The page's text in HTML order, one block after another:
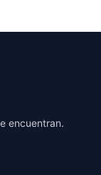
encuentran.